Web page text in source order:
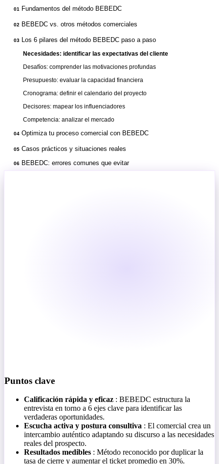
01 Fundamentos del método BEBEDC
02 BEBEDC vs. otros métodos comerciales
03 Los 6 pilares del método BEBEDC paso a paso
Necesidades: identificar las expectativas del cliente
Desafíos: comprender las motivaciones profundas
Presupuesto: evaluar la capacidad financiera
Cronograma: definir el calendario del proyecto
Decisores: mapear los influenciadores
Competencia: analizar el mercado
04 Optimiza tu proceso comercial con BEBEDC
05 Casos prácticos y situaciones reales
06 BEBEDC: errores comunes que evitar
Puntos clave
Calificación rápida y eficaz : BEBEDC estructura la
entrevista en torno a 6 ejes clave para identificar las
verdaderas oportunidades.
Escucha activa y postura consultiva : El comercial crea un
intercambio auténtico adaptando su discurso a las necesidades
reales del prospecto.
Resultados medibles : Método reconocido por duplicar la
tasa de cierre y aumentar el ticket promedio en 30%.